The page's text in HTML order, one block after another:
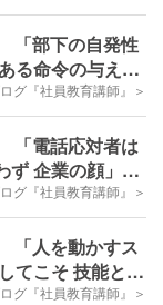
「部下の自発性
る命令の与え
教育講師』＞
「電話応対者は
企業の顔」
教育講師』＞
「人を動かすス
てこそ 技能とな
教育講師』＞